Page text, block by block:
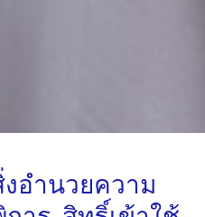
อำนวยความ